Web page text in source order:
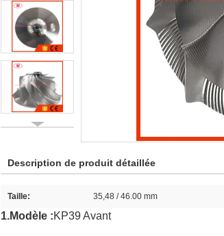
Description de produit détaillée
Taille: 35,48 / 46.00 mm
1.Modèle :KP39 Avant